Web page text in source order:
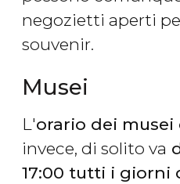
negozietti aperti
souvenir.
Musei
L'orario dei
invece, di solito va
17:00 tutti i giorni